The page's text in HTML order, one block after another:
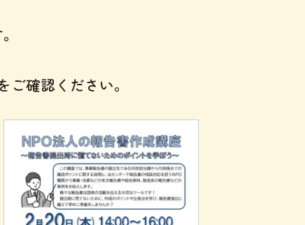
確認ください。